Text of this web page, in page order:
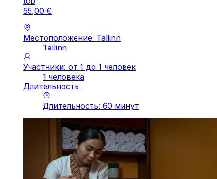
55,00 €
Местоположение: Tallinn
Tallinn
Участники: от 1 до 1 человек
1 человека
Длительность
Длительность: 60 минут